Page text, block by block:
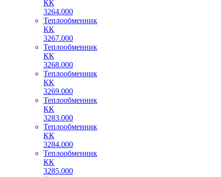
КК
3264.000
Теплообменник
КК
3267.000
Теплообменник
КК
3268.000
Теплообменник
КК
3269.000
Теплообменник
КК
3283.000
Теплообменник
КК
3284.000
Теплообменник
КК
3285.000